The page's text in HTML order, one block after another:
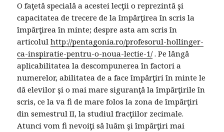
O faţetă specială a acestei lecţii o reprezintă şi
capacitatea de trecere de la împărţirea în scris la
împărţirea în minte; despre asta am scris în
articolulhttp://pentagonia.ro/profesorul-hollinger-
ca-inspiratie-pentru-o-noua-lectie-1/. Pe lângă
aplicabilitatea la descompunerea în factori a
numerelor, abilitatea de a face împărţiri în minte le
dă elevilor şi o mai mare siguranţă la împărţirile în
scris, ce la va fi de mare folos la zona de împărţiri
din semestrul II, la studiul fracţiilor zecimale.
Atunci vom fi nevoiţi să luăm şi împărţiri mai